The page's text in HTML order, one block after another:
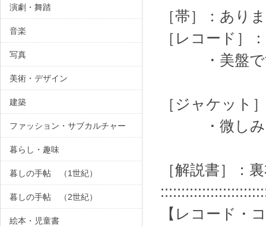
［帯］：あり
［レコード］
・美
［ジャケット
・微しみ
［解説書］：
【レコード・
演劇・舞踏
音楽
写真
美術・デザイン
建築
ファッション・サブカルチャー
暮らし・趣味
暮しの手帖 （1世紀）
暮しの手帖 （2世紀）
絵本・児童書